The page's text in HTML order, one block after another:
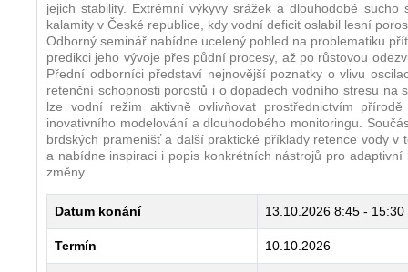
jejich stability. Extrémní výkyvy srážek a dlouhodobé
kalamity v České republice, kdy vodní deficit oslabil lesní
Odborný seminář nabídne ucelený pohled na problematiku
predikci jeho vývoje přes půdní procesy, až po růstovou
Přední odborníci představí nejnovější poznatky o vlivu
retenční schopnosti porostů i o dopadech vodního stresu na
lze vodní režim aktivně ovlivňovat prostřednictvím
inovativního modelování a dlouhodobého monitoringu.
brdských pramenišť a další praktické příklady retence vody
a nabídne inspiraci i popis konkrétních nástrojů pro
změny.
Datum konání 13.10.2026 8:45 - 15:30
Termín 10.10.2026